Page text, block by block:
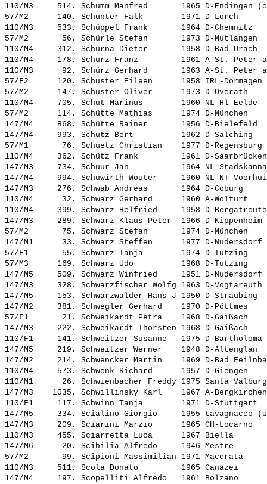
110/M3     514. Schumm Manfred
1965 D-
57/M2      140. Schunter Falk
1971 D-Lorch
110/M3     533. Schüppel Frank
1964 D-
57/M2       56. Schürle Stefan
1973 D-
110/M4     312. Schurna Dieter
1958 D-Bad
110/M4     178. Schürz Franz
1961 A-St.
110/M3      92. Schürz Gerhard
1963 A-St.
57/F2      120. Schuster Eileen
1958 IRL-
57/M2      147. Schuster Oliver
1973 D-
110/M4     705. Schut Marinus
1960 NL-Hl
57/M2      114. Schütte Mathias
1974 D-
147/M4     868. Schütte Rainer
1956 D-
147/M4     993. Schütz Bert
1962 D-
57/M1       76. Schuetz Christian
1977 D-
110/M4     362. Schütz Frank
1961 D-
147/M3     734. Schuur Jan
1964 NL-
147/M4     994. Schuwirth Wouter
1960 NL-NT
147/M3     276. Schwab Andreas
1964 D-Coburg
110/M4      32. Schwarz Gerhard
1960 A-Wolfurt
110/M4     399. Schwarz Helfried
1958 D-
147/M3     289. Schwarz Klaus Peter
1966 D-
57/M2       75. Schwarz Stefan
1974 D-
147/M1      33. Schwarz Steffen
1977 D-
57/F1       55. Schwarz Tanja
1974 D-
57/M3      169. Schwarz Udo
1968 D-
147/M5     509. Schwarz Winfried
1951 D-
147/M3     328. Schwarzfischer Wolfg 1963 D-
147/M5     153. Schwärzwälder Hans-J 1950 D-
147/M2     381. Schwegler Gerhard
1970 D-
57/F1       21. Schweikardt Petra
1968 D-
147/M3     222. Schweikardt Thorsten 1968 D-
110/F1     141. Schweitzer Susanne
1975 D-
147/M5     219. Schweitzer Werner
1948 D-
147/M2     214. Schwencker Martin
1969 D-Bad
110/M4     573. Schwenk Richard
1957 D-
110/M1      26. Schwienbacher Freddy 1975 Santa
147/M3    1035. Schwillinsky Karl
1967 A-
110/F1     117. Schwinn Tanja
1971 D-
147/M5     334. Scialino Giorgio
1955
147/M3     209. Sciarini Marzio
1965 CH-
110/M3     455. Sciarretta Luca
1967 Biella
147/M6      20. Scibilia Alfredo
1946 Mestre
57/M2       99. Scipioni Massimilian 1971 Macerata
110/M3     511. Scola Donato
1965 Canazei
147/M4     197. Scopelliti Alfredo
1961 Bolzano